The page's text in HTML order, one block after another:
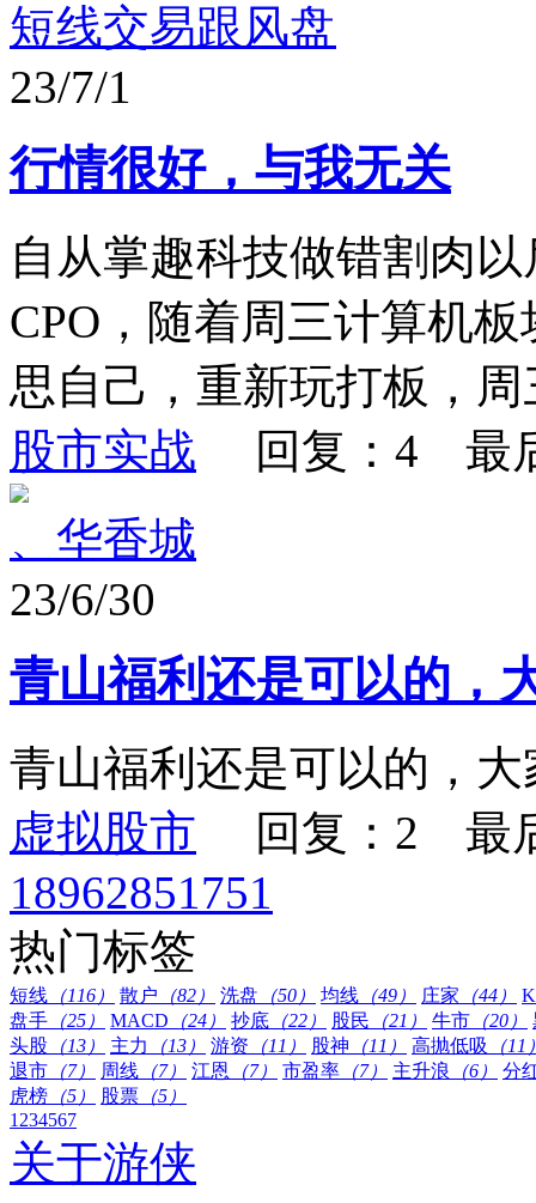
短线交易跟风盘
23/7/1
行情很好，与我无关
自从掌趣科技做错割肉
CPO，随着周三计算机
思自己，重新玩打板，
股市实战 回复：4 最
、华香城
23/6/30
青山福利还是可以的，
青山福利还是可以的，
虚拟股市 回复：2 最
18962851751
热门标签
短线 （116） 散户 （82） 洗盘 （50） 均线 （49） 庄家 （44）
盘手 （25） MACD （24） 抄底 （22） 股民 （21） 牛市 （20）
头股 （13） 主力 （13） 游资 （11） 股神 （11） 高抛低吸
（11
退市 （7） 周线 （7） 江恩 （7） 市盈率 （7） 主升浪 （6）
分
虎榜 （5） 股票 （5）
1 234567
关于游侠